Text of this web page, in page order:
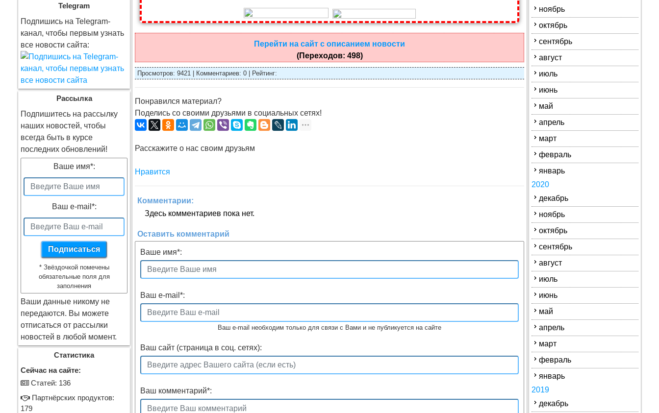
Перейти на сайт с описанием новости
(Переходов: 498)
Просмотров: 9421 | Комментариев: 0 | Рейтинг:
Понравился материал?
Поделись со своими друзьями в социальных сетях!
Расскажите о нас своим друзьям
Нравится
Комментарии:
Здесь комментариев пока нет.
Оставить комментарий
Ваше имя*:
Ваш e-mail*:
Ваш e-mail необходим только для связи с Вами и не публикуется на сайте
Ваш сайт (страница в соц. сетях):
Ваш комментарий*:
Telegram
Подпишись на Telegram-
канал, чтобы первым узнать
все новости сайта:
Рассылка
Подпишитесь на рассылку
наших новостей, чтобы
всегда быть в курсе
последних обновлений!
Ваше имя*:
Ваш e-mail *:
*Звёздочкой помечены
обязательные поля для
заполнения
Ваши данные никому не
передаются. Вы можете
отписаться от рассылки
новостей в любой момент.
Статистика
Сейчас на сайте:
Cтатей: 136
Партнёрских продуктов:
179
ноябрь
октябрь
сентябрь
август
июль
июнь
май
апрель
март
февраль
январь
2020
декабрь
ноябрь
октябрь
сентябрь
август
июль
июнь
май
апрель
март
февраль
январь
2019
декабрь